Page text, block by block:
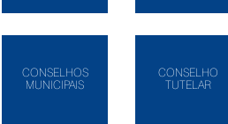
CONSELHOS
MUNICIPAIS
CONSELHO
TUTELAR